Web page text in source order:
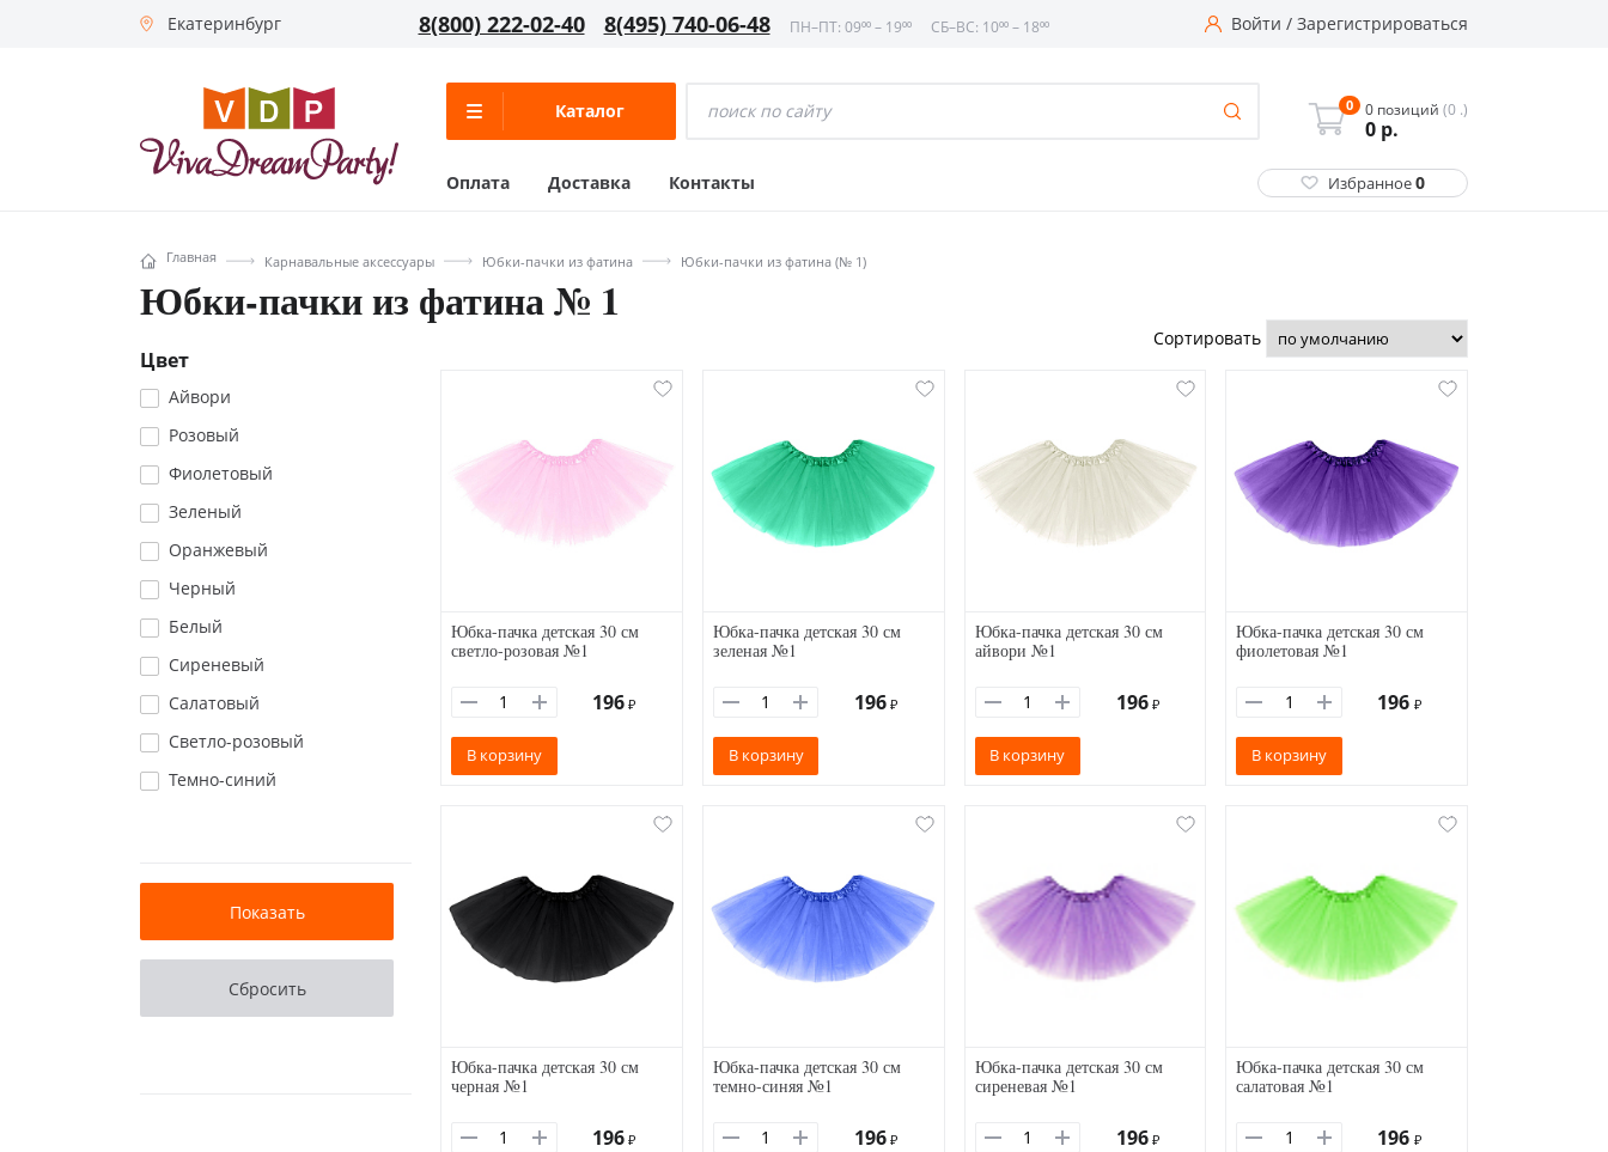
Екатеринбург 8(800) 222-02-40 8(495) 740-06-48 ПН–ПТ: 09⁰⁰ – 19⁰⁰ СБ–ВС: 10⁰⁰ – 18⁰⁰ Войти / Зарегистрироваться
Каталог 0 0 позиций (0 .)
0 р.
Оплата Доставка Контакты Избранное0
Главная Карнавальные аксессуары Юбки-пачки из фатина Юбки-пачки из фатина (№ 1)
Юбки-пачки из фатина № 1
Цвет
Айвори
Розовый
Фиолетовый
Зеленый
Оранжевый
Черный
Белый
Сиреневый
Салатовый
Светло-розовый
Темно-синий
Сортировать
Юбка-пачка детская 30 см
светло-розовая №1
196 ₽
В корзину
Юбка-пачка детская 30 см
зеленая №1
196 ₽
В корзину
Юбка-пачка детская 30 см
айвори №1
196 ₽
В корзину
Юбка-пачка детская 30 см
фиолетовая №1
196 ₽
В корзину
Юбка-пачка детская 30 см
черная №1
196 ₽
Юбка-пачка детская 30 см
темно-синяя №1
196 ₽
Юбка-пачка детская 30 см
сиреневая №1
196 ₽
Юбка-пачка детская 30 см
салатовая №1
196 ₽